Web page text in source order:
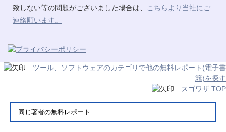
致しない等の問題がございました場合は、
こちらより当社にご
連絡願います。
ツール、ソフトウェアのカテゴリで他の無料レポート(電子書
籍)を探す
スゴワザ TOP
同じ著者の無料レポート